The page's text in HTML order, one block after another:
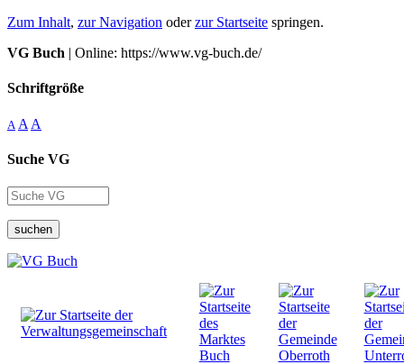
Zum Inhalt, zur Navigation oderzur Startseite springen.
VG Buch | Online: https://www.vg-buch.de/
Schriftgröße
A A A
Suche VG
suchen